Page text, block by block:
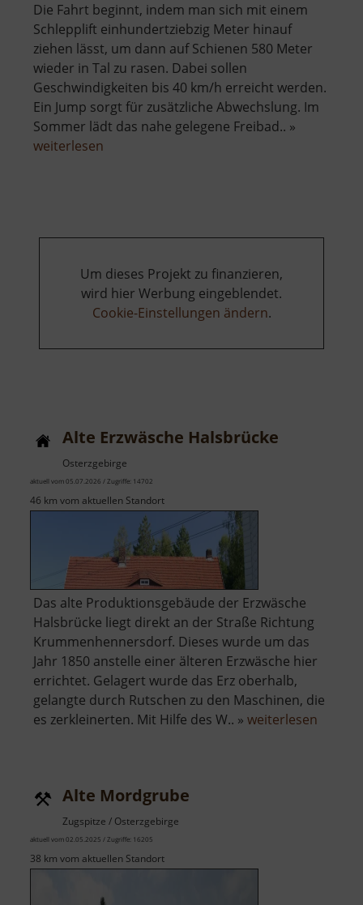
Die Fahrt beginnt, indem man sich mit einem
Schlepplift einhundertziebzig Meter hinauf
ziehen lässt, um dann auf Schienen 580 Meter
wieder in Tal zu rasen. Dabei sollen
Geschwindigkeiten bis 40 km/h erreicht werden.
Ein Jump sorgt für zusätzliche Abwechslung. Im
Sommer lädt das nahe gelegene Freibad.. »
weiterlesen
Um dieses Projekt zu finanzieren,
wird hier Werbung eingeblendet.
Cookie-Einstellungen ändern.
Alte Erzwäsche Halsbrücke
Osterzgebirge
aktuell vom 05.07.2026 / Zugriffe: 14702
46 km vom aktuellen Standort
Das alte Produktionsgebäude der Erzwäsche
Halsbrücke liegt direkt an der Straße Richtung
Krummenhennersdorf. Dieses wurde um das
Jahr 1850 anstelle einer älteren Erzwäsche hier
errichtet. Gelagert wurde das Erz oberhalb,
gelangte durch Rutschen zu den Maschinen, die
es zerkleinerten. Mit Hilfe des W.. » weiterlesen
Alte Mordgrube
Zugspitze / Osterzgebirge
aktuell vom 02.05.2025 / Zugriffe: 16205
38 km vom aktuellen Standort